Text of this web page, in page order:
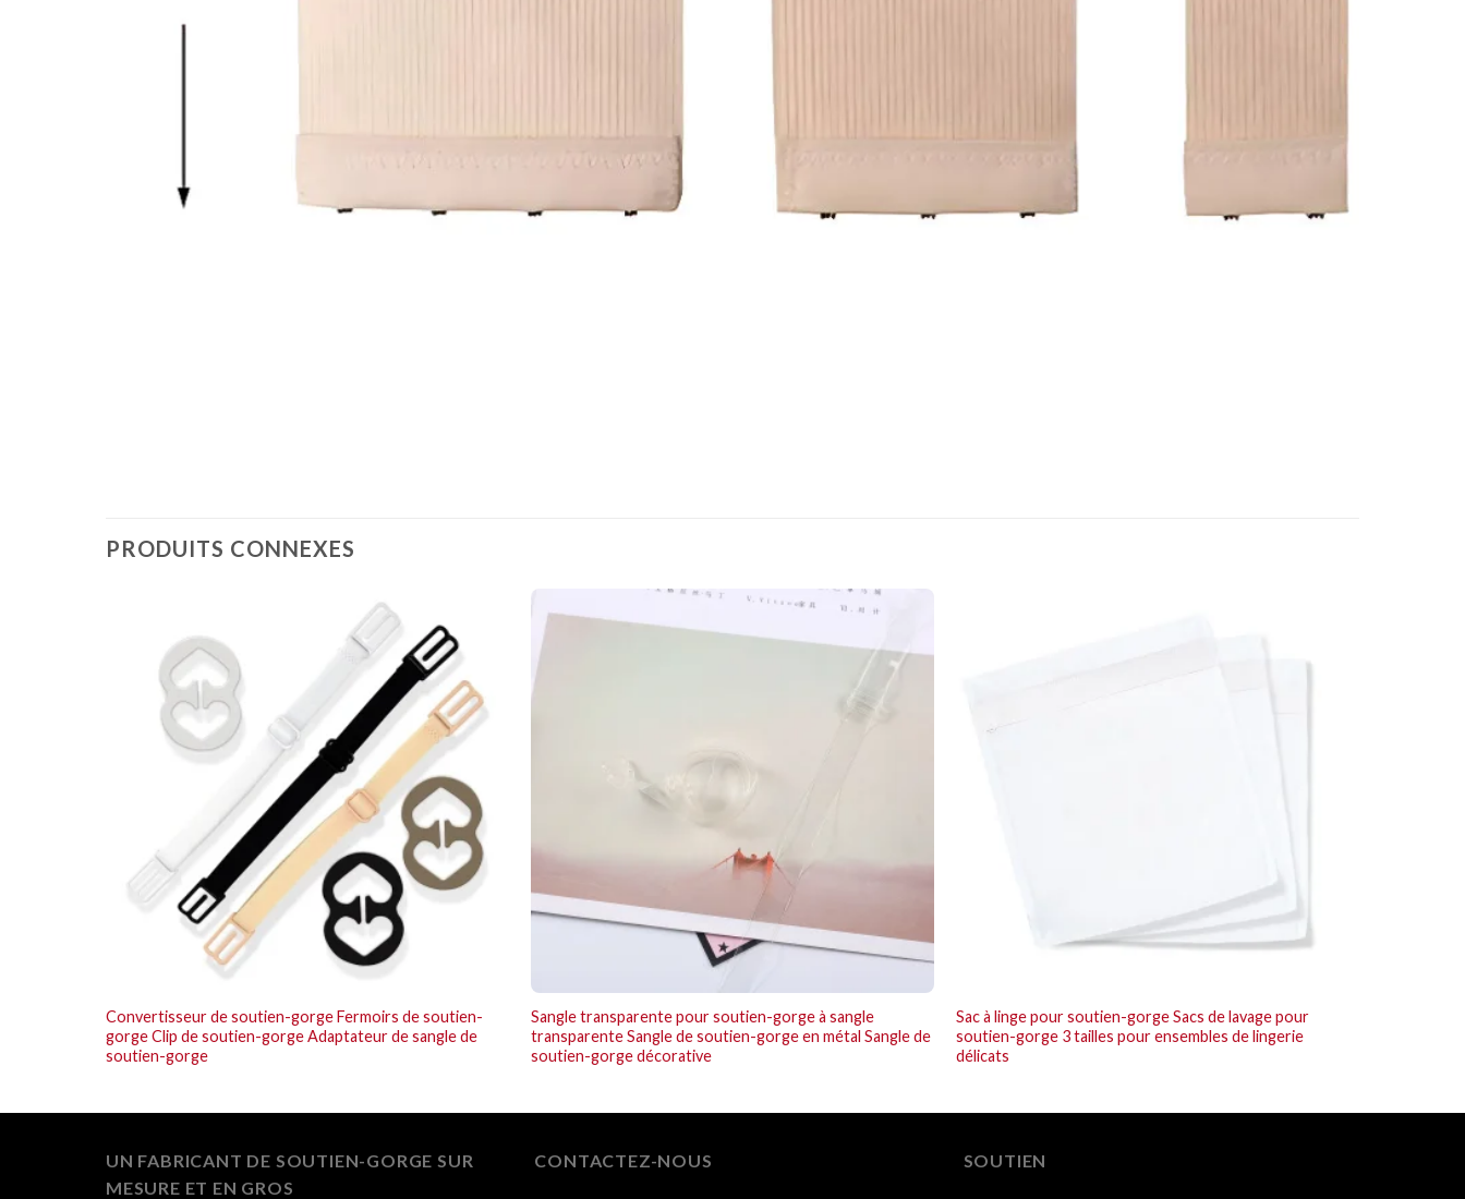
PRODUITS CONNEXES
Convertisseur de soutien-gorge Fermoirs de soutien-
gorge Clip de soutien-gorge Adaptateur de sangle de
soutien-gorge
Sangle transparente pour soutien-gorge à sangle
transparente Sangle de soutien-gorge en métal Sangle de
soutien-gorge décorative
Sac à linge pour soutien-gorge Sacs de lavage pour
soutien-gorge 3 tailles pour ensembles de lingerie
délicats
UN FABRICANT DE SOUTIEN-GORGE SUR
MESURE ET EN GROS
CONTACTEZ-NOUS SOUTIEN